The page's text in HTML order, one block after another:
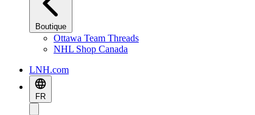
Boutique
Ottawa Team Threads
NHL Shop Canada
LNH.com
FR